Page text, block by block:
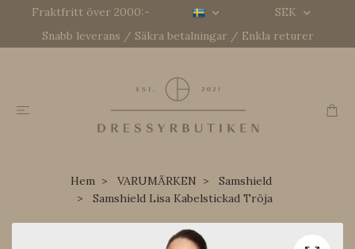
Fraktfritt över 2000:-
SEK
Snabb leverans / Säkra betalningar / Enkla returer
Hem VARUMÄRKEN
Samshield
Samshield Lisa Kabelstickad Tröja